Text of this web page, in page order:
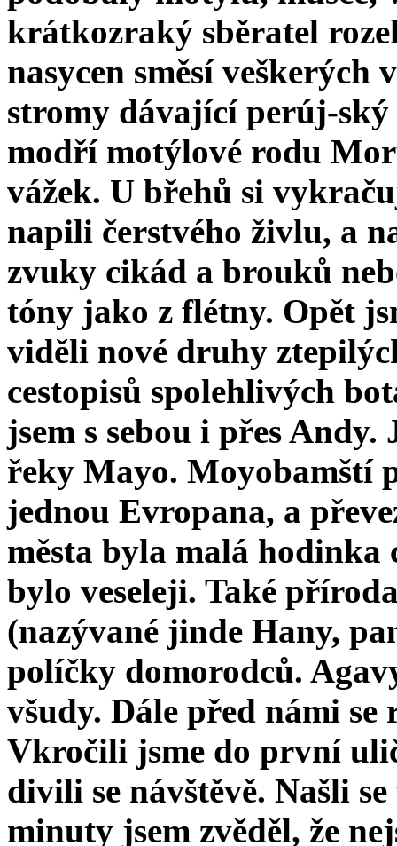
krátkozraký sběratel
nasycen směsí
stromy dávající perúj-ský
modří motýlové rodu
vážek. U břehů si
napili čerstvého živlu, a
zvuky cikád a brouků
tóny jako z flétny. Opět
viděli nové druhy
cestopisů spolehlivých
jsem s sebou i přes
řeky Mayo. Moyobamští
jednou Evropana, a
města byla malá
bylo veseleji. Také
(nazývané jinde Hany,
políčky domorodců.
všudy. Dále před námi se
Vkročili jsme do první
divili se návštěvě. Našli
minuty jsem zvěděl, že